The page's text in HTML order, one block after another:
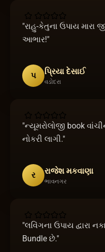
"રાહુ-કેતુના ઉપાય મારા
આભાર!"
પ પ્રિયા દેસાઈ
વડોદરા
"ન્યૂમરોલોજી book
નોકરી લાગી."
ર રાજેશ મકવાણા
ભાવનગર
"લવિંગના ઉપાય દ્વારા
Bundle છે."